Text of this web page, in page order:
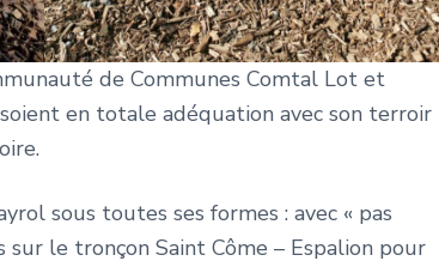
de Communes Comtal Lot et
en totale adéquation avec son terroir
sous toutes ses formes : avec « pas
le tronçon Saint Côme – Espalion pour